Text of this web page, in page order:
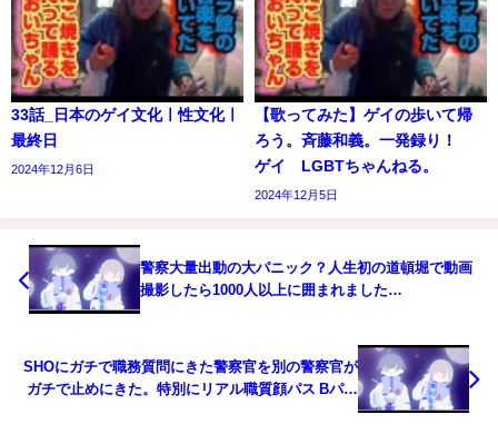
33話_日本のゲイ文化ㅣ性文化ㅣ
最終日
2024年12月6日
【歌ってみた】ゲイの歩いて帰
ろう。斉藤和義。一発録り！
ゲイ LGBTちゃんねる。
2024年12月5日
警察大量出動の大パニック？人生初の道頓堀で動画
撮影したら1000人以上に囲まれました…
SHOにガチで職務質問にきた警察官を別の警察官が
ガチで止めにきた。特別にリアル職質顔パス Bパタ